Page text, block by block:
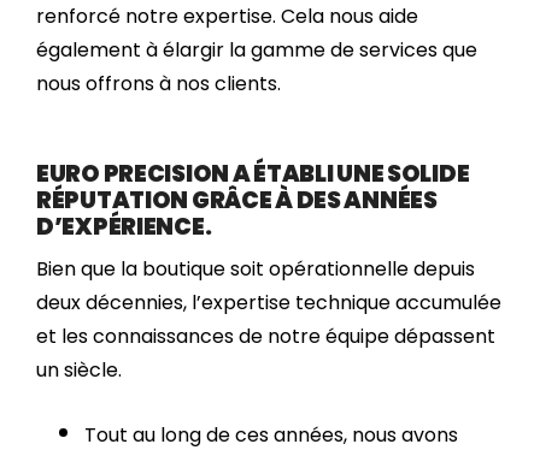
renforcé notre expertise. Cela nous aide
également à élargir la gamme de services que
nous offrons à nos clients.
EURO PRECISION A ÉTABLI UNE SOLIDE
RÉPUTATION GRÂCE À DES ANNÉES
D’EXPÉRIENCE.
Bien que la boutique soit opérationnelle depuis
deux décennies, l’expertise technique accumulée
et les connaissances de notre équipe dépassent
un siècle.
Tout au long de ces années, nous avons